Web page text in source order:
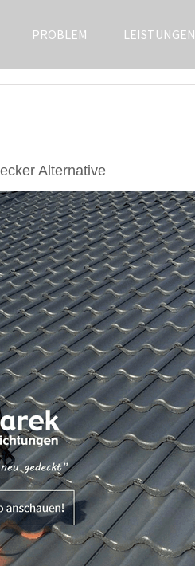
PROBLEM LEISTUNGEN
Alternative